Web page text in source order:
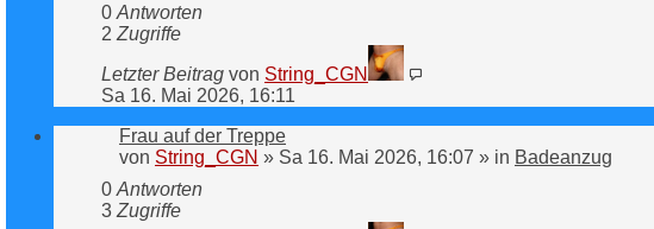
0 Antworten
2 Zugriffe
Letzter Beitrag von String_CGN
Sa 16. Mai 2026, 16:11
Frau auf der Treppe
von String_CGN » Sa 16. Mai 2026, 16:07 » in Badeanzug
0 Antworten
3 Zugriffe